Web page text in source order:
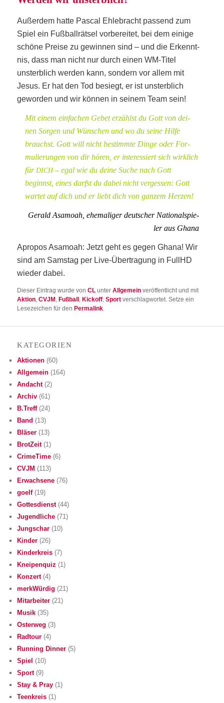
Außer­dem hat­te Pas­cal Ehle­bracht pas­send zum
Spiel ein Fuß­ball­rät­sel vor­be­rei­tet, bei dem eini­ge
schö­ne Prei­se zu gewin­nen sind – und die Erkennt­
nis, dass man nicht nur durch einen WM-Titel
unsterb­lich wer­den kann, son­dern vor allem mit
Jesus. Er hat den Tod besiegt, er ist unsterb­lich
gewor­den und wir kön­nen in sei­nem Team sein!
Mit einem ein­fa­chen Gebet erzählst du Gott von dei­
nen Sor­gen und Wün­schen und wo du sei­ne Hil­fe
brauchst. Gott will nicht bestimm­te Din­ge oder For­
mu­lie­run­gen von dir hören, er inter­es­siert sich wirk­lich
fürDICH– egal wie du dei­ne Suche nach Gott
beginnst, eines darfst du dabei nicht ver­ges­sen: Gott
war­tet auf dich und er liebt dich von gan­zem Herzen!
Gerald Asa­mo­ah, ehe­ma­li­ger deut­scher Natio­nal­spie­
ler aus Ghana
Apro­pos Asa­mo­ah: Jetzt geht es gegen Gha­na! Wir
sind am Sams­tag per Live-Über­tra­gung in FullHD
wie­der dabei.
Dieser Eintrag wurde vonCL unterAllgemein veröffentlicht und mit
Aktion,CVJM , Fußball , Kickoff,Sport verschlagwortet. Setze ein
Lesezeichen für den Permalink.
KATE­GO­RIEN
Aktionen (60)
Allgemein (164)
Andacht(2)
Archiv (61)
B.Treff(24)
Band (13)
Bläser (13)
BrotZeit(1)
CrimeTime (6)
CVJM (113)
Erwachsene (76)
goelf(19)
Gottesdienst(44)
Jugendliche (71)
Jungschar (10)
Kinder (26)
Kinderkreis (7)
Kneipenquiz (1)
Konzert(4)
merkWürdig (21)
Mitarbeiter (21)
Musik (35)
Osterweg (3)
Radtour (4)
Running Dinner (5)
Spiel (10)
Sport(9)
Stay & Pray (1)
Teenkreis (1)